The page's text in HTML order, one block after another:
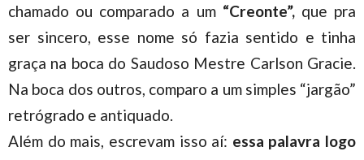
chamado ou comparado a um“Creonte”,que pra
ser sincero, esse nome só fazia sentido e tinha
graça na boca do Saudoso Mestre Carlson Gracie.
Na boca dos outros, comparo a um simples “jargão”
retrógrado e antiquado.
Além do mais, escrevam isso aí: essa palavra logo